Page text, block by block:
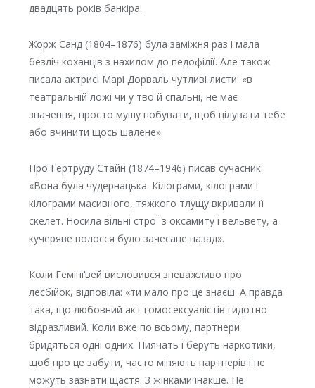
двадцять років банкіра.
Жорж Санд (1804–1876) була заміжня раз і мала
безліч коханців з нахилом до педофілії. Але також
писала актрисі Марі Дорваль чутливі листи: «в
театральній ложі чи у твоїй спальні, не має
значення, просто мушу побувати, щоб цілувати тебе
або вчинити щось шалене».
Про Ґертруду Стайн (1874–1946) писав сучасник:
«Вона була чудернацька. Кілограми, кілограми і
кілограми масивного, тяжкого тлущу вкривали її
скелет. Носила вільні строї з оксамиту і вельвету, а
кучеряве волосся було зачесане назад».
Коли Гемінґвей висловився зневажливо про
лесбійок, відповіла: «ти мало про це знаєш. А правда
така, що любовний акт гомосексуалістів гидотно
відразливий. Коли вже по всьому, партнери
бридяться одні одних. Пиячать і беруть наркотики,
щоб про це забути, часто міняють партнерів і не
можуть зазнати щастя. З жінками інакше. Не